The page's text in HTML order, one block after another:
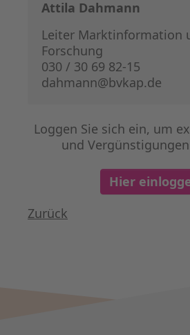
Attila Dahmann
Leiter Marktinformation
Forschung
030 / 30 69 82-15
dahmann@bvkap.de
Loggen Sie sich ein, um
und
Hier
Zurück